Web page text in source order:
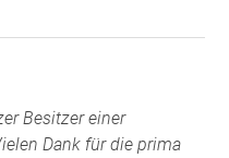
Besitzer einer
Dank für die prima